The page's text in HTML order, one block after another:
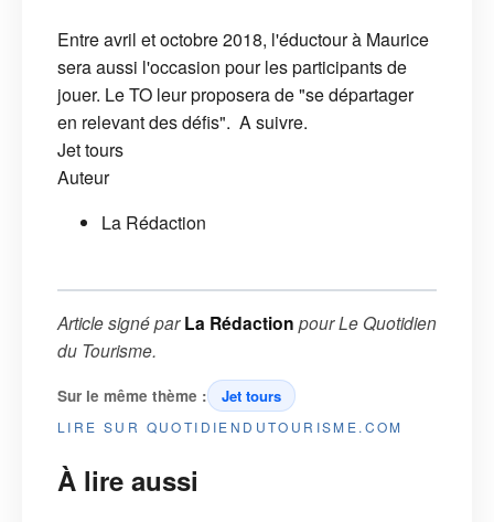
Entre avril et octobre 2018, l'éductour à Maurice
sera aussi l'occasion pour les participants de
jouer. Le TO leur proposera de "se départager
en relevant des défis". A suivre.
Jet tours
Auteur
La Rédaction
Article signé parLa Rédaction pourLe Quotidien
du Tourisme.
Sur le même thème : Jet tours
LIRE SUR QUOTIDIENDUTOURISME.COM
À lire aussi